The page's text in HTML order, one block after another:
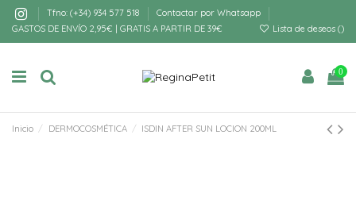
Tfno: (+34) 934 577 518
Contactar por Whatsapp
GASTOS DE ENVÍO 2,95€ | GRATIS A PARTIR DE 39€
Lista de deseos ()
0
Inicio DERMOCOSMÉTICA ISDIN AFTER SUN LOCION 200ML